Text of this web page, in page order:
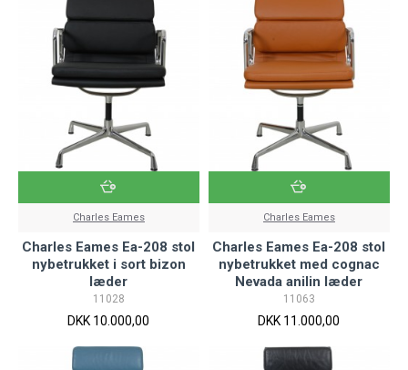
Charles Eames
Charles Eames Ea-208 stol
nybetrukket i sort bizon
læder
11028
DKK 10.000,00
Charles Eames
Charles Eames Ea-208 stol
nybetrukket med cognac
Nevada anilin læder
11063
DKK 11.000,00